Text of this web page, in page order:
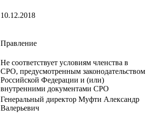
10.12.2018
Правление
Не соответствует условиям членства в
СРО, предусмотренным законодательством
Российской Федерации и (или)
внутренними документами СРО
Генеральный директор Муфти Александр
Валерьевич